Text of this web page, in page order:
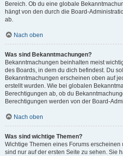
Bereich. Ob du eine globale
hängt von den durch die Board-
ab.
Nach oben
Was sind Bekanntmachungen?
Bekanntmachungen beinhalten meist
des Boards, in dem du dich befindest. Du
Bekanntmachungen erscheinen oben auf
erstellt wurden. Wie bei globalen
Berechtigungen ab, ob du
Berechtigungen werden von der Board-
Nach oben
Was sind wichtige Themen?
Wichtige Themen eines Forums
sind nur auf der ersten Seite zu sehen. Sie